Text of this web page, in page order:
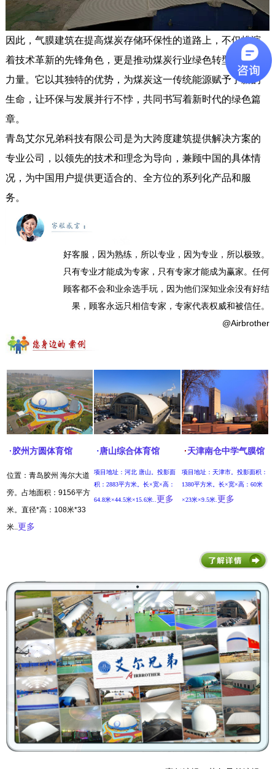
因此，气膜建筑在提高煤炭存储环保性的道路上，不仅扮演
着技术革新的先锋角色，更是推动煤炭行业绿色转型的重要
力量。它以其独特的优势，为煤炭这一传统能源赋予了新的
生命，让环保与发展并行不悖，共同书写着新时代的绿色篇
章。
青岛艾尔兄弟科技有限公司是为大跨度建筑提供解决方案的
专业公司，以领先的技术和理念为导向，兼顾中国的具体情
况，为中国用户提供更适合的、全方位的系列化产品和服
务。
好客服，因为熟练，所以专业，因为专业，所以极致。
只有专业才能成为专家，只有专家才能成为赢家。任何
顾客都不会和业余选手玩，因为他们深知业余没有好结
果，顾客永远只相信专家，专家代表权威和被信任。
@Airbrother
· 胶州方圆体育馆
位置：青岛胶州 海尔大道
旁。占地面积：9156平方
米。直径*高：108米*33
米.. 更多
·唐山综合体育馆
项目地址：河北 唐山。投影面
积：2883平方米。长×宽×高：
64.8米×44.5米×15.6米.. 更多
· 天津南仓中学气膜馆
项目地址：天津市。投影面积：
1380平方米。长×宽×高：60米
×23米×9.5米. 更多